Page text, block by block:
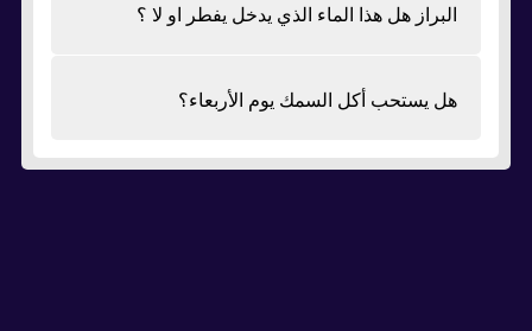
البراز هل هذا الماء الذي يدخل يفطر او لا ؟
هل يستحب أكل السمك يوم الأربعاء؟